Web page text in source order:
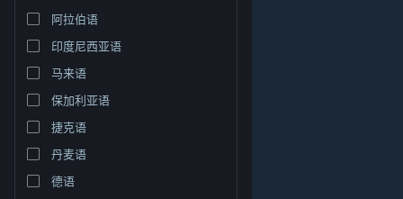
查看桌面版网站
阿拉伯语
印度尼西亚语
马来语
保加利亚语
捷克语
丹麦语
德语